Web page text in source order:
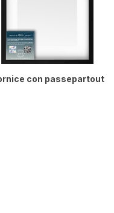
con passepartout